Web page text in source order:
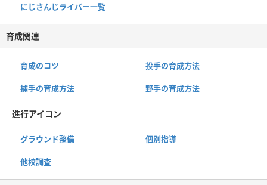
にじさんじライバー一覧
育成関連
育成のコツ 投手の育成方法
捕手の育成方法 野手の育成方法
進行アイコン
グラウンド整備 個別指導
他校調査